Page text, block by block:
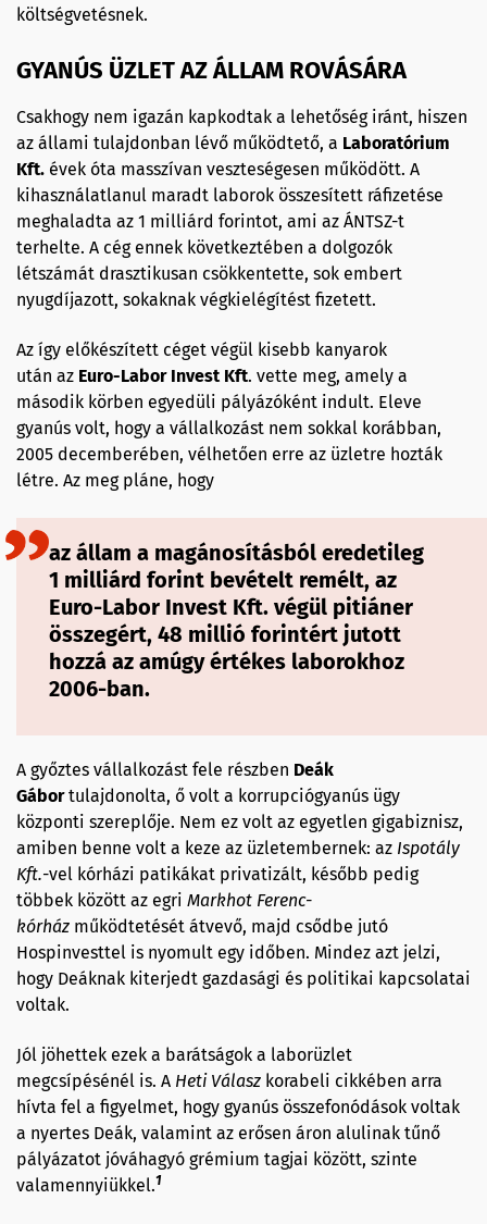
költségvetésnek.
GYANÚS ÜZLET AZ ÁLLAM ROVÁSÁRA
Csakhogy nem igazán kapkodtak a lehetőség iránt, hiszen
az állami tulajdonban lévő működtető, a Laboratórium
Kft. évek óta masszívan veszteségesen működött. A
kihasználatlanul maradt laborok összesített ráfizetése
meghaladta az 1 milliárd forintot, ami az ÁNTSZ-t
terhelte. A cég ennek következtében a dolgozók
létszámát drasztikusan csökkentette, sok embert
nyugdíjazott, sokaknak végkielégítést fizetett.
Az így előkészített céget végül kisebb kanyarok
után az Euro-Labor InvestKft. vette meg, amely a
második körben egyedüli pályázóként indult. Eleve
gyanús volt, hogy a vállalkozást nem sokkal korábban,
2005 decemberében, vélhetően erre az üzletre hozták
létre. Az meg pláne, hogy
az állam a magánosításból eredetileg
1 milliárd forint bevételt remélt, az
Euro-Labor Invest Kft. végül pitiáner
összegért, 48 millió forintért jutott
hozzá az amúgy értékes laborokhoz
2006-ban.
A győztes vállalkozást fele részben Deák
Gábortulajdonolta, ő volt a korrupciógyanús ügy
központi szereplője. Nem ez volt az egyetlen gigabiznisz,
amiben benne volt a keze az üzletembernek: az Ispotály
Kft.-vel kórházi patikákat privatizált, később pedig
többek között az egri Markhot Ferenc-
kórház működtetését átvevő, majd csődbe jutó
Hospinvesttel is nyomult egy időben. Mindez azt jelzi,
hogy Deáknak kiterjedt gazdasági és politikai kapcsolatai
voltak.
Jól jöhettek ezek a barátságok a laborüzlet
megcsípésénél is. A Heti Válasz korabeli cikkében arra
hívta fel a figyelmet, hogy gyanús összefonódások voltak
a nyertes Deák, valamint az erősen áron alulinak tűnő
pályázatot jóváhagyó grémium tagjai között, szinte
valamennyiükkel.1